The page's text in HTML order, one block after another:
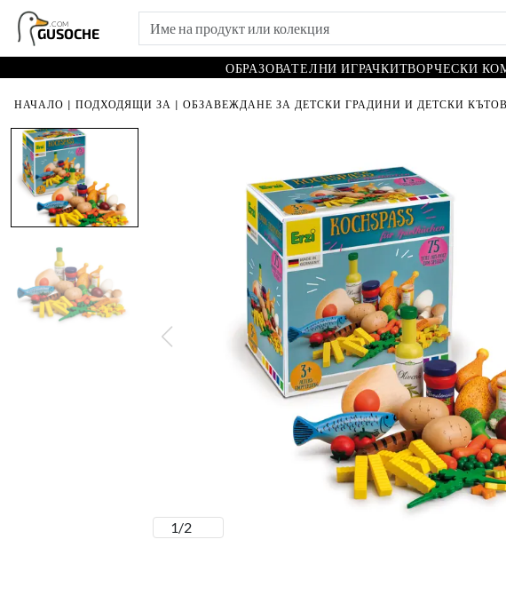
GUSOCHE
.COM
ОБРАЗОВАТЕЛНИ ИГРАЧКИТВОРЧЕСКИ
НАЧАЛО | ПОДХОДЯЩИ ЗА | ОБЗАВЕЖДАНЕ ЗА ДЕТСКИ ГРАДИНИ И ДЕТСКИ
1/2